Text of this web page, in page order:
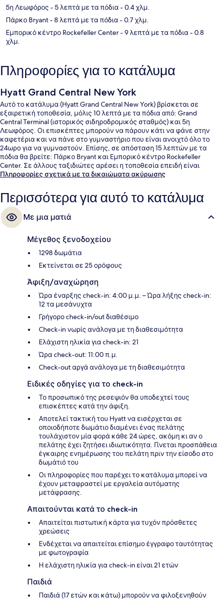
5η Λεωφόρος - 5 λεπτά με τα πόδια- 0.4 χλμ.
Πάρκο Bryant- 8 λεπτά με τα πόδια- 0.7 χλμ.
Εμπορικό κέντρο Rockefeller Center- 9 λεπτά με τα πόδια- 0.8
χλμ.
Πληροφορίες για το κατάλυμα
Hyatt Grand Central New York
Αυτό το κατάλυμα (Hyatt Grand Central New York) βρίσκεται σε
εξαιρετική τοποθεσία, μόλις 10 λεπτά με τα πόδια από: Grand
Central Terminal (ιστορικός σιδηροδρομικός σταθμός) και 5η
Λεωφόρος. Οι επισκέπτες μπορούν να πάρουν κάτι να φάνε στην
καφετέρια και να πάνε στο γυμναστήριο που είναι ανοιχτό όλο το
24ωρο για να γυμναστούν. Επίσης, σε απόσταση 15 λεπτών με τα
πόδια θα βρείτε: Πάρκο Bryant και Εμπορικό κέντρο Rockefeller
Center. Σε άλλους ταξιδιώτες αρέσει η τοποθεσία επειδή είναι
κεντρική για τα αξιοθέατα και επειδή είναι σε κοντινή απόσταση
Σταθμός 5 Av (W. 42nd St.) απέχει 6 λεπτά και το σημείο επιβίβασης
Σταθμός 42 St. - Bryant Pk. απέχει 9 λεπτά.
Πληροφορίες σχετικά με τα δικαιώματα ακύρωσης
Περισσότερα για αυτό το κατάλυμα
Με μια ματιά
Μέγεθος ξενοδοχείου
1298 δωμάτια
Εκτείνεται σε 25 ορόφους
Άφιξη/αναχώρηση
Ώρα έναρξης check-in: 4:00 μ.μ. – Ώρα λήξης check-in:
12 τα μεσάνυχτα
Γρήγορο check-in/out διαθέσιμο
Check-in νωρίς ανάλογα με τη διαθεσιμότητα
Ελάχιστη ηλικία για check-in: 21
Ώρα check-out: 11:00 π.μ.
Check-out αργά ανάλογα με τη διαθεσιμότητα
Ειδικές οδηγίες για το check-in
Το προσωπικό της ρεσεψιόν θα υποδεχτεί τους
επισκέπτες κατά την άφιξη.
Αποτελεί τακτική του Hyatt να εισέρχεται σε
οποιοδήποτε δωμάτιο διαμένει ένας πελάτης
τουλάχιστον μία φορά κάθε 24 ώρες, ακόμη κι αν ο
πελάτης έχει ζητήσει ιδιωτικότητα. Γίνεται προσπάθεια
έγκαιρης ενημέρωσης του πελάτη πριν την είσοδο στο
δωμάτιό του
Οι πληροφορίες που παρέχει το κατάλυμα μπορεί να
έχουν μεταφραστεί με εργαλεία αυτόματης
μετάφρασης.
Απαιτούνται κατά το check-in
Απαιτείται πιστωτική κάρτα για τυχόν πρόσθετες
χρεώσεις
Ενδέχεται να απαιτείται επίσημο έγγραφο ταυτότητας
με φωτογραφία
Η ελάχιστη ηλικία για check-in είναι 21 ετών
Παιδιά
Παιδιά (17 ετών και κάτω) μπορούν να φιλοξενηθούν